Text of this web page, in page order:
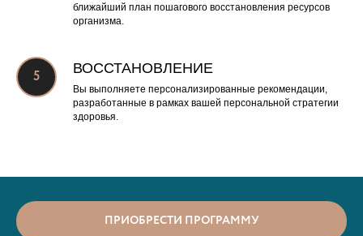
ближайший план пошагового восстановления ресурсов
организма.
ВОССТАНОВЛЕНИЕ
Вы выполняете персонализированные рекомендации,
разработанные в рамках вашей персональной стратегии
здоровья.
ПРИОБРЕСТИ ПРОГРАММУ